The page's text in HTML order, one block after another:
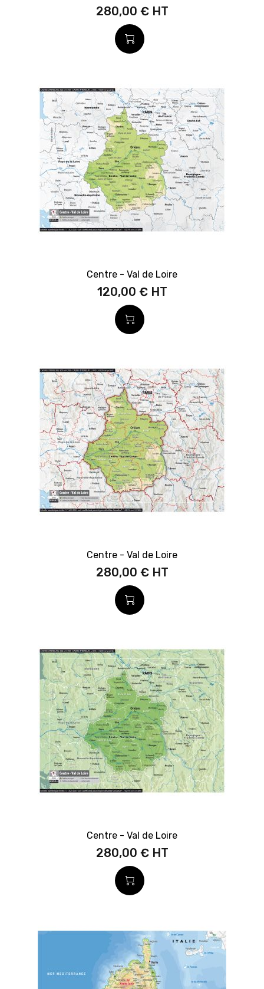
280,00 €
Centre - Val de Loire
120,00 €
Centre - Val de Loire
280,00 €
Centre - Val de Loire
280,00 €